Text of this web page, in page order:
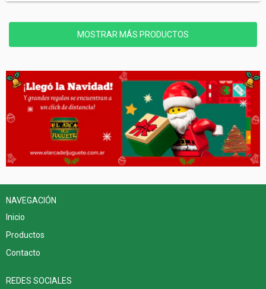
MOSTRAR MÁS PRODUCTOS
NAVEGACIÓN
Inicio
Productos
Contacto
REDES SOCIALES